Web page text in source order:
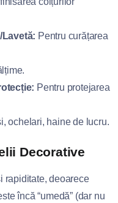
Pentru curățarea
Pentru protejarea
ochelari, haine de lucru.
Decorative
rapiditate, deoarece
încă “umedă” (dar nu